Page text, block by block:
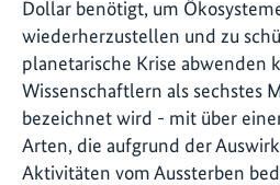
Dollar benötigt, um
wiederherzustellen und zu
planetarische Krise abwenden
Wissenschaftlern als sechstes
bezeichnet wird - mit über
Arten, die aufgrund der
Aktivitäten vom Aussterben